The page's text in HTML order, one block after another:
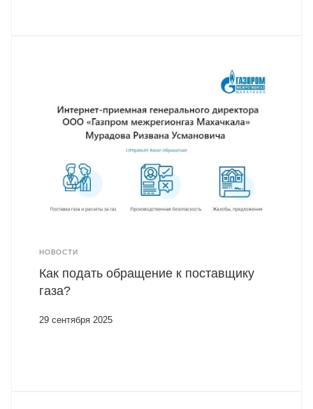
НОВОСТИ
Как подать обращение к поставщику
газа?
29 сентября 2025